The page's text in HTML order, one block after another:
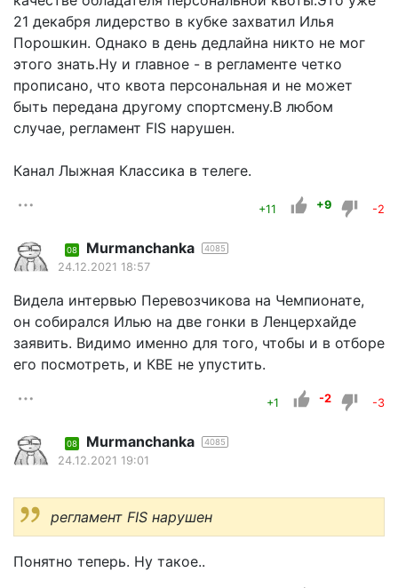
21 декабря лидерство в кубке захватил Илья
Порошкин. Однако в день дедлайна никто не мог
этого знать.Ну и главное - в регламенте четко
прописано, что квота персональная и не может
быть передана другому спортсмену.В любом
случае, регламент FIS нарушен.
Канал Лыжная Классика в телеге.
+11 +9 -2
08 Murmanchanka 4085
24.12.2021 18:57
Видела интервью Перевозчикова на Чемпионате,
он собирался Илью на две гонки в Ленцерхайде
заявить. Видимо именно для того, чтобы и в отборе
его посмотреть, и КВЕ не упустить.
+1 -2 -3
08 Murmanchanka 4085
24.12.2021 19:01
регламент FIS нарушен
Понятно теперь. Ну такое..